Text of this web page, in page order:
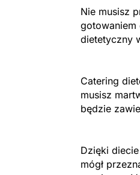
Nie musisz
gotowaniem
dietetyczny
Catering
musisz
będzie
Dzięki
mógł